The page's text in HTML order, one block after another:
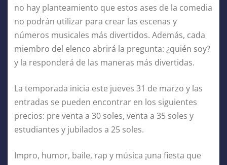
no hay planteamiento que estos ases de la comedia
no podrán utilizar para crear las escenas y
números musicales más divertidos. Además, cada
miembro del elenco abrirá la pregunta: ¿quién soy?
y la responderá de las maneras más divertidas.
La temporada inicia este jueves 31 de marzo y las
entradas se pueden encontrar en los siguientes
precios: pre venta a 30 soles, venta a 35 soles y
estudiantes y jubilados a 25 soles.
Impro, humor, baile, rap y música ¡una fiesta que